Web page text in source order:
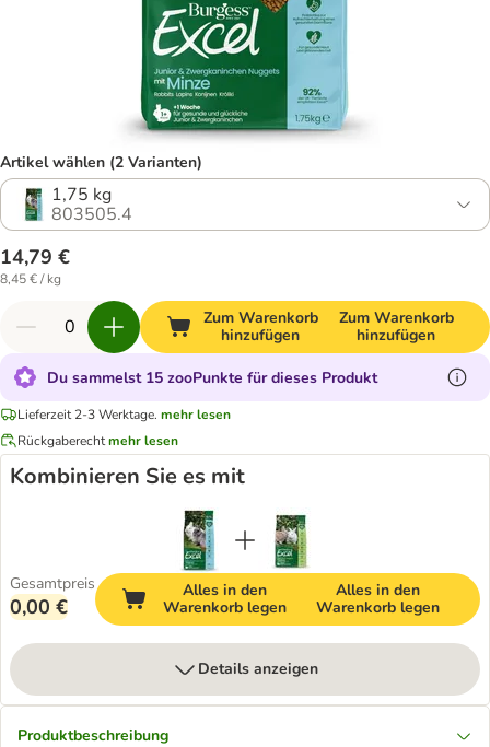
Artikel wählen (2 Varianten)
1,75 kg
803505.4
14,79 €
8,45 € / kg
Zum Warenkorb
hinzufügen
Zum Warenkorb
hinzufügen
Du sammelst 15 zooPunkte für dieses Produkt
Lieferzeit 2-3 Werktage. mehr lesen
Rückgaberechtmehr lesen
Kombinieren Sie es mit
Gesamtpreis
0,00 €
Alles in den
Warenkorb legen
Alles in den
Warenkorb legen
Details anzeigen
Produktbeschreibung